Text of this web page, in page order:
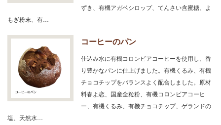
ずき、有機アガベシロップ、てんさい含蜜糖、よ
もぎ粉末、有…
コーヒーのパン
仕込み水に有機コロンビアコーヒーを使用し、香
り豊かなパンに仕上げました。有機くるみ、有機
チョコチップをバランスよく配合しました。原材
料春よ恋、国産全粒粉、有機コロンビアコーヒ
ー、有機くるみ、有機チョコチップ、ゲランドの
塩、天然水…